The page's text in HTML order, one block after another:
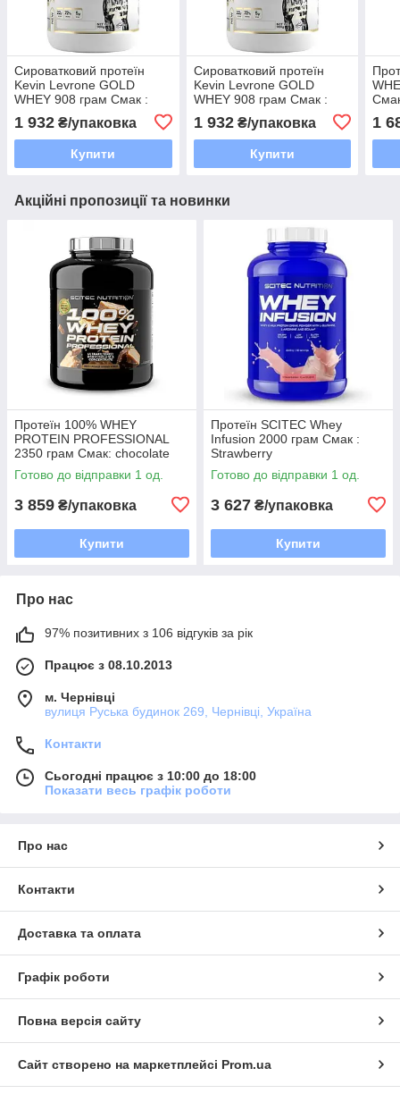
Сироватковий протеїн
Kevin Levrone GOLD
WHEY 908 грам Смак :
1 932 ₴/упаковка
Купити
Сироватковий протеїн
Kevin Levrone GOLD
WHEY 908 грам Смак :
1 932₴/упаковка
Купити
1
Акційні пропозиції та новинки
Протеїн 100% WHEY
PROTEIN PROFESSIONAL
2350 грам Смак: chocolate
wafer
Готово до відправки 1 од.
3 859 ₴/упаковка
Купити
Протеїн SCITEC Whey
Infusion 2000 грам Смак :
Strawberry
Готово до відправки 1 од.
3 627 ₴/упаковка
Купити
Про нас
97% позитивних з 106 відгуків за рік
Працює з 08.10.2013
м. Чернівці
вулиця Руська будинок 269, Чернівці, Україна
Контакти
Сьогодні працює з 10:00 до 18:00
Показати весь графік роботи
Про нас
Контакти
Доставка та оплата
Графік роботи
Повна версія сайту
Сайт створено на маркетплейсі Prom.ua